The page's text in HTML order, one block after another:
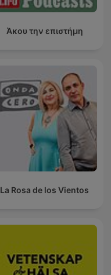
Άκου την επιστήμη
La Rosa de los Vientos